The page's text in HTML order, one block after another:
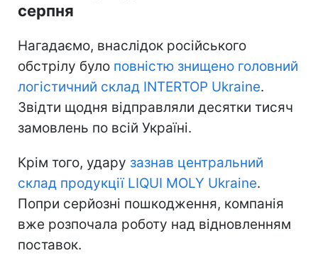
серпня
Нагадаємо, внаслідок російського
обстрілу було повністю знищено головний
логістичний склад INTERTOP Ukraine.
Звідти щодня відправляли десятки тисяч
замовлень по всій Україні.
Крім того, удару зазнав центральний
склад продукції LIQUI MOLY Ukraine.
Попри серйозні пошкодження, компанія
вже розпочала роботу над відновленням
поставок.